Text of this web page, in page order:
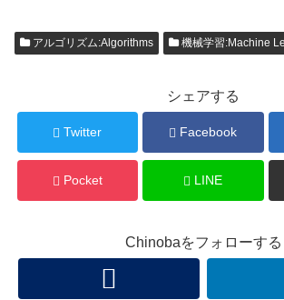
アルゴリズム:Algorithms 機械学習:Machine
シェアする
Twitter Facebook
Pocket LINE
Chinobaをフォローする